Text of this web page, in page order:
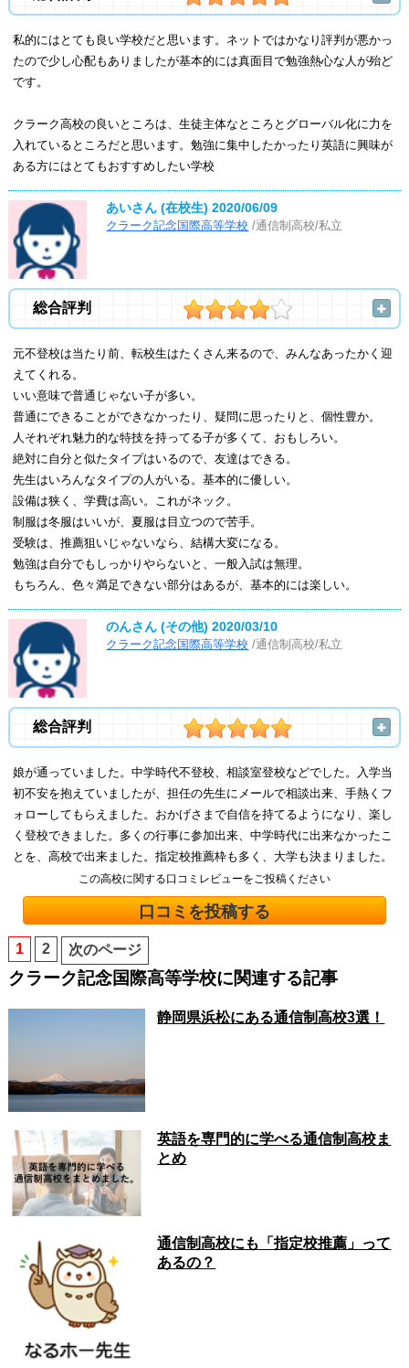
私的にはとても良い学校だと思います。ネットではかなり評判が悪かっ
たので少し心配もありましたが基本的には真面目で勉強熱心な人が殆ど
です。
クラーク高校の良いところは、生徒主体なところとグローバル化に力を
入れているところだと思います。勉強に集中したかったり英語に興味が
ある方にはとてもおすすめしたい学校
あいさん (在校生)2020/06/09
クラーク記念国際高等学校 /通信制高校/私立
総合評判
元不登校は当たり前、転校生はたくさん来るので、みんなあったかく迎
えてくれる。
いい意味で普通じゃない子が多い。
普通にできることができなかったり、疑問に思ったりと、個性豊か。
人それぞれ魅力的な特技を持ってる子が多くて、おもしろい。
絶対に自分と似たタイプはいるので、友達はできる。
先生はいろんなタイプの人がいる。基本的に優しい。
設備は狭く、学費は高い。これがネック。
制服は冬服はいいが、夏服は目立つので苦手。
受験は、推薦狙いじゃないなら、結構大変になる。
勉強は自分でもしっかりやらないと、一般入試は無理。
もちろん、色々満足できない部分はあるが、基本的には楽しい。
のんさん (その他)2020/03/10
クラーク記念国際高等学校 /通信制高校/私立
総合評判
娘が通っていました。中学時代不登校、相談室登校などでした。入学当
初不安を抱えていましたが、担任の先生にメールで相談出来、手熱くフ
ォローしてもらえました。おかげさまで自信を持てるようになり、楽し
く登校できました。多くの行事に参加出来、中学時代に出来なかったこ
とを、高校で出来ました。指定校推薦枠も多く、大学も決まりました。
この高校に関する口コミレビューをご投稿ください
口コミを投稿する
1 2 次のページ
クラーク記念国際高等学校に関連する記事
静岡県浜松にある通信制高校3選！
英語を専門的に学べる通信制高校ま
とめ
通信制高校にも「指定校推薦」って
あるの？